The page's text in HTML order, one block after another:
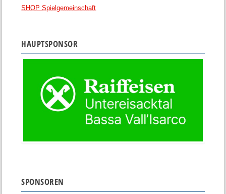
SHOP Spielgemeinschaft
HAUPTSPONSOR
SPONSOREN